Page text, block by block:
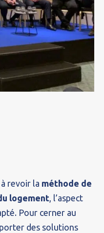
revoir la méthode de
logement, l’aspect
Pour cerner au
des solutions